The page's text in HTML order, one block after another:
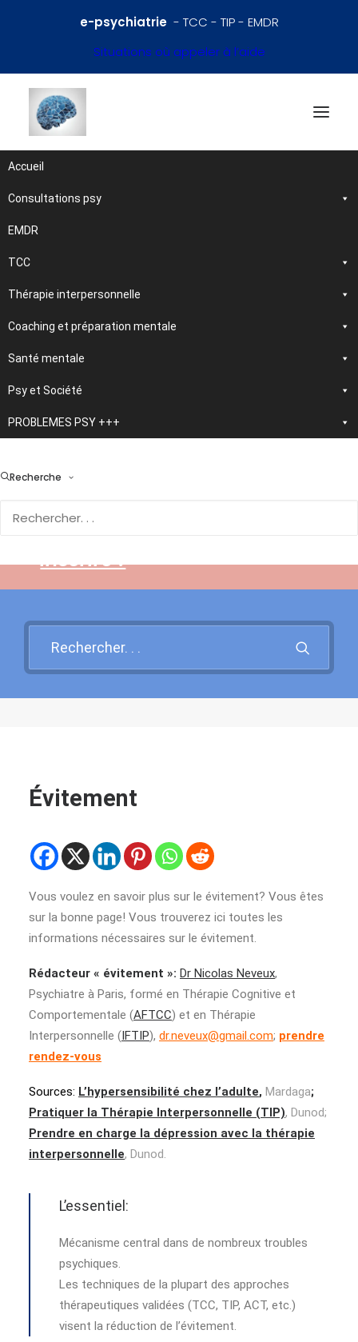
e-psychiatrie- TCC - TIP - EMDR
Situations où appeler à l’aide
Accueil
Consultations psy
EMDR
TCC
Thérapie interpersonnelle
Coaching et préparation mentale
Santé mentale
Psy et Société
PROBLEMES PSY +++
Recherche
et santé mentale
Traitements et
psychothérapies
nouvelle application
Rendez-vous sur cette page
inscrire !
Évitement
Vous voulez en savoir plus sur le évitement? Vous êtes
sur la bonne page! Vous trouverez ici toutes les
informations nécessaires sur le évitement.
Rédacteur « évitement »: Dr Nicolas Neveux,
Psychiatre à Paris, formé en Thérapie Cognitive et
Comportementale (AFTCC) et en Thérapie
Interpersonnelle (IFTIP), dr.neveux@gmail.com; prendre
rendez-vous
Sources: L’hypersensibilité chez l’adulte, Mardaga;
Pratiquer la Thérapie Interpersonnelle (TIP), Dunod;
Prendre en charge la dépression avec la thérapie
interpersonnelle, Dunod.
L’essentiel:
Mécanisme central dans de nombreux troubles
psychiques.
Les techniques de la plupart des approches
thérapeutiques validées (TCC, TIP, ACT, etc.)
visent la réduction de l’évitement.